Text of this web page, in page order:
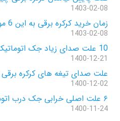
1403-02-08
زمان خرید کرکره برقی به این 6 مورد توجه کنید
1403-02-08
10 علت صدای زیاد جک اتوماتیک پارکینگ
1400-12-21
علت صدای تیغه های کرکره برقی
1400-12-02
۶ علت اصلی خرابی جک درب اتوماتیک پارکینگی
1400-11-24